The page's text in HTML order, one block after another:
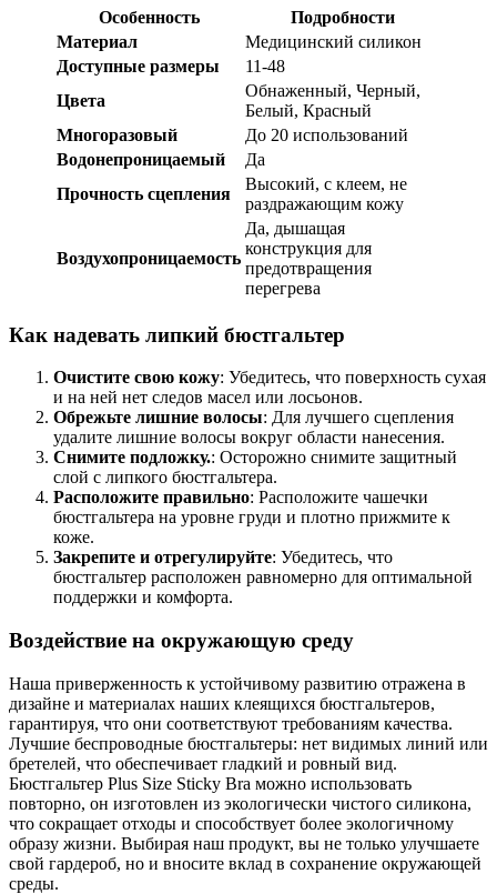
Особенность
Подробности
Материал
Медицинский силикон
Доступные размеры
11-48
Цвета
Обнаженный, Черный,
Белый, Красный
Многоразовый
До 20 использований
Водонепроницаемый
Да
Прочность сцепления
Высокий, с клеем, не
раздражающим кожу
Воздухопроницаемость
Да, дышащая
конструкция для
предотвращения
перегрева
Как надевать липкий бюстгальтер
Очистите свою кожу: Убедитесь, что поверхность сухая
и на ней нет следов масел или лосьонов.
Обрежьте лишние волосы: Для лучшего сцепления
удалите лишние волосы вокруг области нанесения.
Снимите подложку.: Осторожно снимите защитный
слой с липкого бюстгальтера.
Расположите правильно: Расположите чашечки
бюстгальтера на уровне груди и плотно прижмите к
коже.
Закрепите и отрегулируйте: Убедитесь, что
бюстгальтер расположен равномерно для оптимальной
поддержки и комфорта.
Воздействие на окружающую среду
Наша приверженность к устойчивому развитию отражена в
дизайне и материалах наших клеящихся бюстгальтеров,
гарантируя, что они соответствуют требованиям качества.
Лучшие беспроводные бюстгальтеры: нет видимых линий или
бретелей, что обеспечивает гладкий и ровный вид.
Бюстгальтер Plus Size Sticky Bra можно использовать
повторно, он изготовлен из экологически чистого силикона,
что сокращает отходы и способствует более экологичному
образу жизни. Выбирая наш продукт, вы не только улучшаете
свой гардероб, но и вносите вклад в сохранение окружающей
среды.